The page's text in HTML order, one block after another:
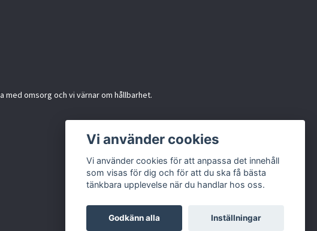
omsorg och vi värnar om hållbarhet.
Vi använder cookies
Vi använder cookies för att anpassa det innehåll
som visas för dig och för att du ska få bästa
tänkbara upplevelse när du handlar hos oss.
Godkänn alla Inställningar